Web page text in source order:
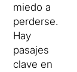
miedo a
perderse.
Hay
pasajes
clave en